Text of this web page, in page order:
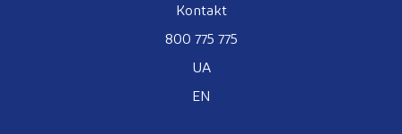
Kontakt
800 775 775
UA
EN